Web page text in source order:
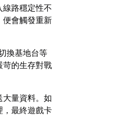
路穩定性不
便會觸發重新
換基地台等
苛的生存對戰
量資料。如
，最終遊戲卡